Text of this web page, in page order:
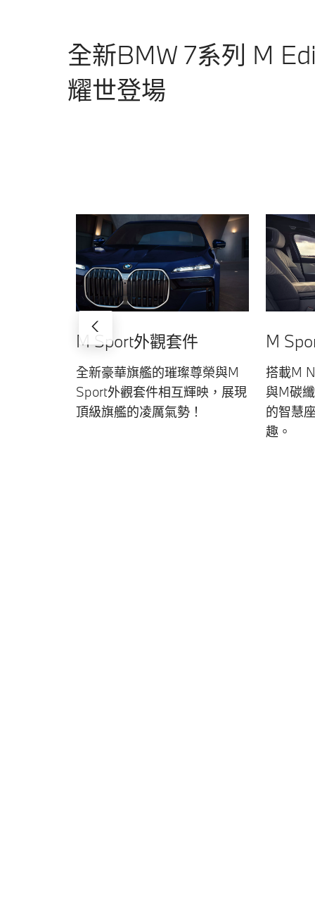
全新BMW 7系列 M
耀世登場
M Sport外觀套件
全新豪華旗艦的璀璨尊榮與M
Sport外觀套件相互輝映，展現
頂級旗艦的凌厲氣勢！
M
搭載M
與M碳
的智慧
趣。